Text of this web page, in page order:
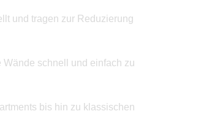
und tragen zur Reduzierung
schnell und einfach zu
bis hin zu klassischen